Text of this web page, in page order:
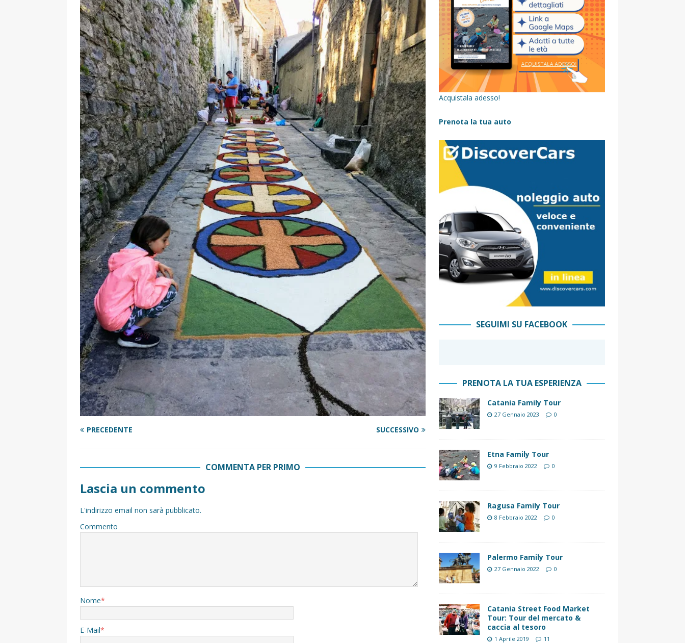
[ 17 Dicembre 2025 ] Organizzare un viaggio in Sicilia con i bambini (senza stress)
CONSIGLI
UTILI
[ 14 Settembre 2025 ] Rifugi e Bivacchi sull’Etna: Guida Completa per Famiglie
SENTIERI,
PARCHI NATURALI E AREE PICNIC
[ 2 Aprile 2025 ] Escursioni in Sicilia con bambini: itinerari imperdibili (+ consigli utili)- Parte 1
VIAGGI IN SICILIA
[ 17 Settembre 2023 ] Vendemmia con i bambini in Sicilia, dove andare?
FATTORIE
DIDATTICHE
[ 19 Gennaio 2023 ] Visitare la Fiumara d’Arte con i bambini, quando la natura incontra l’arte
VIAGGI IN SICILIA
[ 20 Marzo 2022 ] Cosa fare in Sicilia con i bambini: mare, attività e tour a prova di famiglia
VIAGGI IN SICILIA
PRECEDENTE SUCCESSIVO
COMMENTA PER PRIMO
Lascia un commento
L'indirizzo email non sarà pubblicato.
Commento
Nome*
E-Mail*
Acquistala adesso!
Prenota la tua auto
SEGUIMI SU FACEBOOK
PRENOTA LA TUA ESPERIENZA
Catania Family Tour
27 Gennaio 2023 0
Etna Family Tour
9 Febbraio 2022 0
Ragusa Family Tour
8 Febbraio 2022 0
Palermo Family Tour
27 Gennaio 2022 0
Catania Street Food Market
Tour: Tour del mercato &
caccia al tesoro
1 Aprile 2019 11